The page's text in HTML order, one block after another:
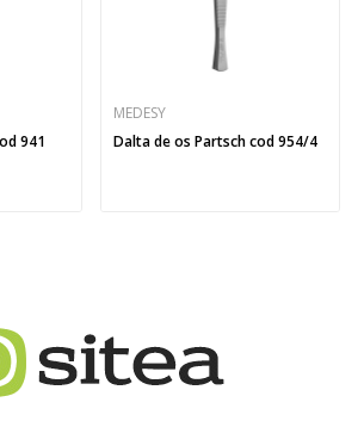
941
MEDESY
Dalta de os Partsch cod 954/4